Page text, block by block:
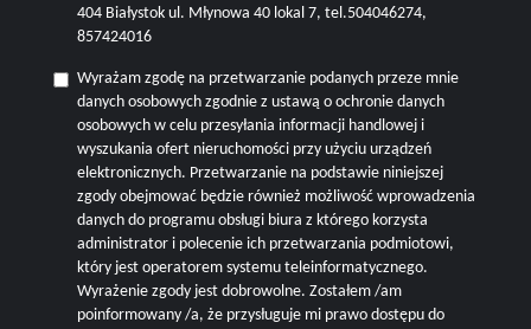
404 Białystok ul. Młynowa 40 lokal 7, tel.504046274,
857424016
Wyrażam zgodę na przetwarzanie podanych przeze mnie
danych osobowych zgodnie z ustawą o ochronie danych
osobowych w celu przesyłania informacji handlowej i
wyszukania ofert nieruchomości przy użyciu urządzeń
elektronicznych. Przetwarzanie na podstawie niniejszej
zgody obejmować będzie również możliwość wprowadzenia
danych do programu obsługi biura z którego korzysta
administrator i polecenie ich przetwarzania podmiotowi,
który jest operatorem systemu teleinformatycznego.
Wyrażenie zgody jest dobrowolne. Zostałem /am
poinformowany /a, że przysługuje mi prawo dostępu do